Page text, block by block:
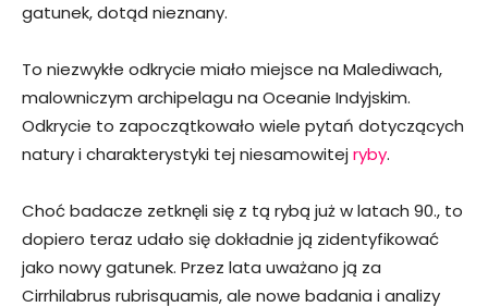
gatunek, dotąd nieznany.
To niezwykłe odkrycie miało miejsce na Malediwach,
malowniczym archipelagu na Oceanie Indyjskim.
Odkrycie to zapoczątkowało wiele pytań dotyczących
natury i charakterystyki tej niesamowitejryby.
Choć badacze zetknęli się z tą rybą już w latach 90., to
dopiero teraz udało się dokładnie ją zidentyfikować
jako nowy gatunek. Przez lata uważano ją za
Cirrhilabrus rubrisquamis, ale nowe badania i analizy